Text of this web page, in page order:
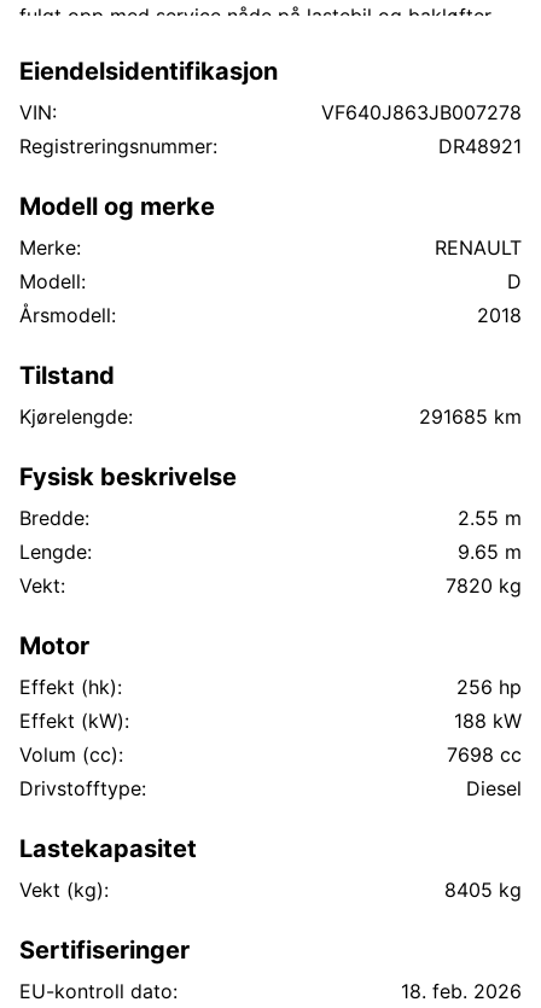
fulgt opp med service nåde på lastebil og bakløfter.
Full sideåpning ,webasto, varme i skap og Zepro
bakløfter.
Eiendelsidentifikasjon
VIN:
VF640J863JB007278
Registreringsnummer:
DR48921
Modell og merke
Merke:
RENAULT
Modell:
D
Årsmodell:
2018
Tilstand
Kjørelengde: 291685 km
Fysisk beskrivelse
Bredde:
2.55 m
Lengde:
9.65 m
Vekt:
7820 kg
Motor
Effekt (hk):
256 hp
Effekt (kW):
188 kW
Volum (cc):
7698 cc
Drivstofftype:
Diesel
Lastekapasitet
Vekt (kg): 8405 kg
Sertifiseringer
EU-kontroll dato:
18. feb. 2026